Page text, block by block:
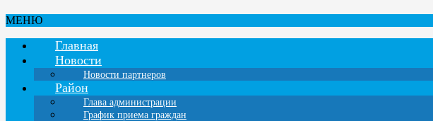
МЕНЮ
Главная
Новости
Новости партнеров
Район
Глава администрации
График приема граждан